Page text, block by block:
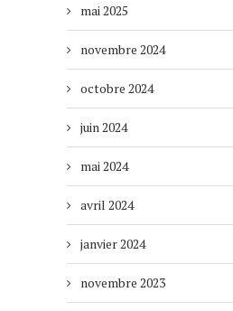
mai 2025
novembre 2024
octobre 2024
juin 2024
mai 2024
avril 2024
janvier 2024
novembre 2023